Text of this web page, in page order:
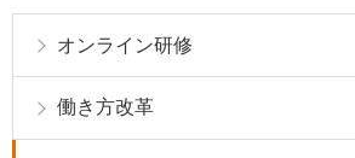
オンライン研修
働き方改革